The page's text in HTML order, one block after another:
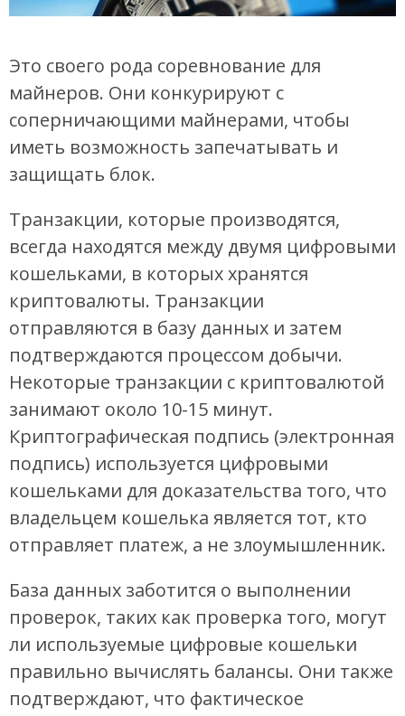
Это своего рода соревнование для
майнеров. Они конкурируют с
соперничающими майнерами, чтобы
иметь возможность запечатывать и
защищать блок.
Транзакции, которые производятся,
всегда находятся между двумя цифровыми
кошельками, в которых хранятся
криптовалюты. Транзакции
отправляются в базу данных и затем
подтверждаются процессом добычи.
Некоторые транзакции с криптовалютой
занимают около 10-15 минут.
Криптографическая подпись (электронная
подпись) используется цифровыми
кошельками для доказательства того, что
владельцем кошелька является тот, кто
отправляет платеж, а не злоумышленник.
База данных заботится о выполнении
проверок, таких как проверка того, могут
ли используемые цифровые кошельки
правильно вычислять балансы. Они также
подтверждают, что фактическое